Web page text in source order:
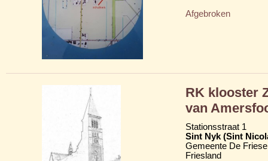
Afgebroken
RK klooster
van
Stationsstraat 1
Sint Nyk (Sint
Gemeente De
Friesland